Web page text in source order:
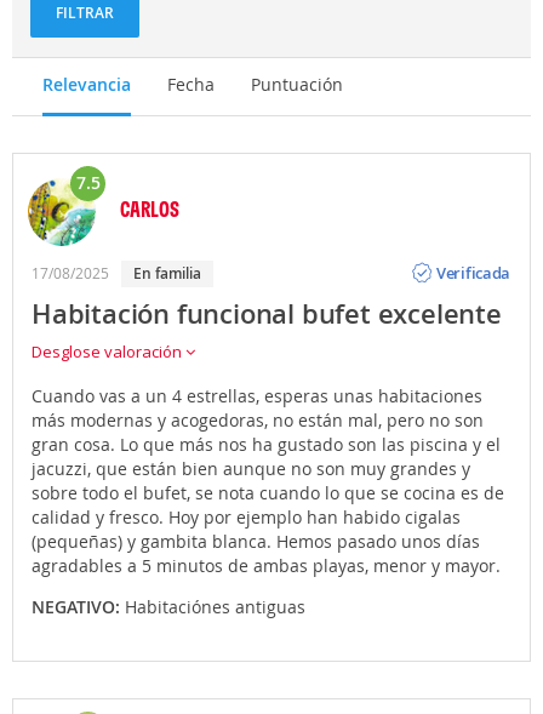
FILTRAR
Relevancia Fecha Puntuación
7.5
CARLOS
17/08/2025 En familia
Verificada
Habitación funcional bufet excelente
Desglose valoración
Cuando vas a un 4 estrellas, esperas unas habitaciones
más modernas y acogedoras, no están mal, pero no son
gran cosa. Lo que más nos ha gustado son las piscina y el
jacuzzi, que están bien aunque no son muy grandes y
sobre todo el bufet, se nota cuando lo que se cocina es de
calidad y fresco. Hoy por ejemplo han habido cigalas
(pequeñas) y gambita blanca. Hemos pasado unos días
agradables a 5 minutos de ambas playas, menor y mayor.
NEGATIVO: Habitaciónes antiguas